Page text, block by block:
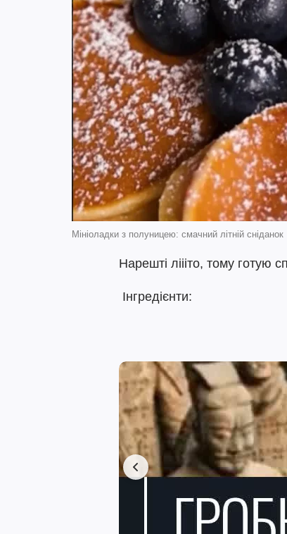
Мініоладки з полуницею: смачний літній сніданок
Нарешті ліііто, тому готую
Інгредієнти: